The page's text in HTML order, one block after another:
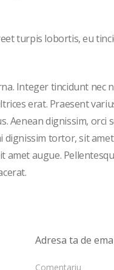
turpis lobortis, eu
Integer tincidunt nec
erat. Praesent
Aenean dignissim, orci
dignissim tortor, sit amet
amet augue.
Adresa ta de
Comentariu